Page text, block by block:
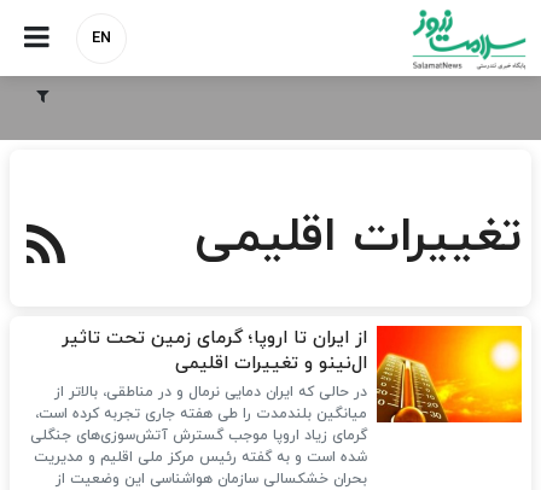
EN
تغییرات اقلیمی
از ایران تا اروپا؛ گرمای زمین تحت تاثیر
ال‌نینو و تغییرات اقلیمی
در حالی که ایران دمایی نرمال و در مناطقی، بالاتر از
میانگین بلندمدت را طی هفته‌ جاری تجربه کرده است،
گرمای زیاد اروپا موجب گسترش آتش‌سوزی‌های جنگلی
شده است و به گفته رئیس مرکز ملی اقلیم و مدیریت
بحران خشکسالی سازمان هواشناسی این وضعیت از